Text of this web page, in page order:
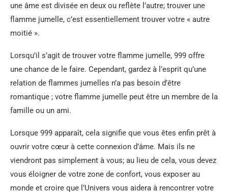
une âme est divisée en deux ou reflète l’autre; trouver une
flamme jumelle, c’est essentiellement trouver votre « autre
moitié ».
Lorsqu’il s’agit de trouver votre flamme jumelle, 999 offre
une chance de le faire. Cependant, gardez à l’esprit qu’une
relation de flammes jumelles n’a pas besoin d’être
romantique ; votre flamme jumelle peut être un membre de la
famille ou un ami.
Lorsque 999 apparaît, cela signifie que vous êtes enfin prêt à
ouvrir votre cœur à cette connexion d’âme. Mais ils ne
viendront pas simplement à vous; au lieu de cela, vous devez
vous éloigner de votre zone de confort, vous exposer au
monde et croire que l’Univers vous aidera à rencontrer votre